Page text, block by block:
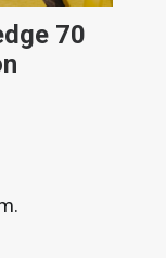
70